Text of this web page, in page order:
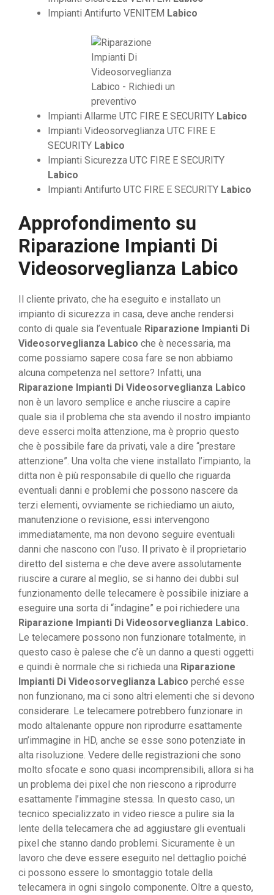
Impianti Antifurto VENITEM Labico
Impianti Allarme UTC FIRE E SECURITY Labico
Impianti Videosorveglianza UTC FIRE E
SECURITY Labico
Impianti Sicurezza UTC FIRE E SECURITY
Labico
Impianti Antifurto UTC FIRE E SECURITY Labico
Approfondimento su
Riparazione Impianti Di
Videosorveglianza Labico
Il cliente privato, che ha eseguito e installato un
impianto di sicurezza in casa, deve anche rendersi
conto di quale sia l’eventuale Riparazione Impianti Di
Videosorveglianza Labico che è necessaria, ma
come possiamo sapere cosa fare se non abbiamo
alcuna competenza nel settore? Infatti, una
Riparazione Impianti Di Videosorveglianza Labico
non è un lavoro semplice e anche riuscire a capire
quale sia il problema che sta avendo il nostro impianto
deve esserci molta attenzione, ma è proprio questo
che è possibile fare da privati, vale a dire “prestare
attenzione”. Una volta che viene installato l’impianto, la
ditta non è più responsabile di quello che riguarda
eventuali danni e problemi che possono nascere da
terzi elementi, ovviamente se richiediamo un aiuto,
manutenzione o revisione, essi intervengono
immediatamente, ma non devono seguire eventuali
danni che nascono con l’uso. Il privato è il proprietario
diretto del sistema e che deve avere assolutamente
riuscire a curare al meglio, se si hanno dei dubbi sul
funzionamento delle telecamere è possibile iniziare a
eseguire una sorta di “indagine” e poi richiedere una
Riparazione Impianti Di Videosorveglianza Labico.
Le telecamere possono non funzionare totalmente, in
questo caso è palese che c’è un danno a questi oggetti
e quindi è normale che si richieda una Riparazione
Impianti Di Videosorveglianza Labico perché esse
non funzionano, ma ci sono altri elementi che si devono
considerare. Le telecamere potrebbero funzionare in
modo altalenante oppure non riprodurre esattamente
un’immagine in HD, anche se esse sono potenziate in
alta risoluzione. Vedere delle registrazioni che sono
molto sfocate e sono quasi incomprensibili, allora si ha
un problema dei pixel che non riescono a riprodurre
esattamente l’immagine stessa. In questo caso, un
tecnico specializzato in video riesce a pulire sia la
lente della telecamera che ad aggiustare gli eventuali
pixel che stanno dando problemi. Sicuramente è un
lavoro che deve essere eseguito nel dettaglio poiché
ci possono essere lo smontaggio totale della
telecamera in ogni singolo componente. Oltre a questo,